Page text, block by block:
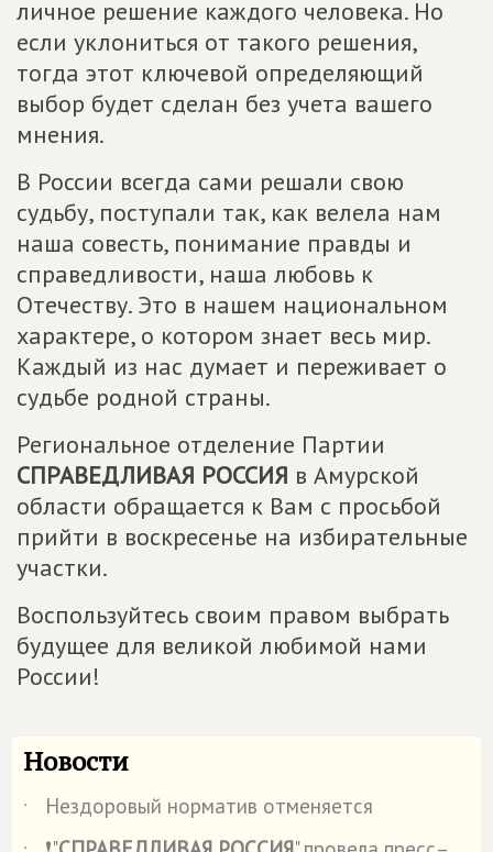
личное решение каждого человека. Но
если уклониться от такого решения,
тогда этот ключевой определяющий
выбор будет сделан без учета вашего
мнения.
В России всегда сами решали свою
судьбу, поступали так, как велела нам
наша совесть, понимание правды и
справедливости, наша любовь к
Отечеству. Это в нашем национальном
характере, о котором знает весь мир.
Каждый из нас думает и переживает о
судьбе родной страны.
Региональное отделение Партии
СПРАВЕДЛИВАЯ РОССИЯ в Амурской
области обращается к Вам с просьбой
прийти в воскресенье на избирательные
участки.
Воспользуйтесь своим правом выбрать
будущее для великой любимой нами
России!
Новости
˙
Нездоровый норматив отменяется